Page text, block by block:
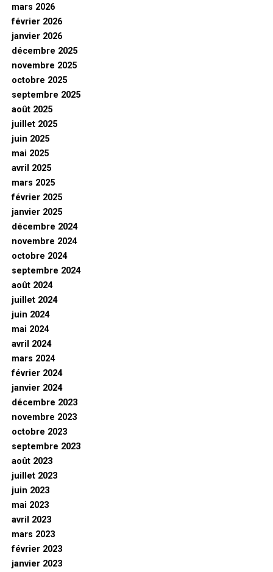
mars 2026
février 2026
janvier 2026
décembre 2025
novembre 2025
octobre 2025
septembre 2025
août 2025
juillet 2025
juin 2025
mai 2025
avril 2025
mars 2025
février 2025
janvier 2025
décembre 2024
novembre 2024
octobre 2024
septembre 2024
août 2024
juillet 2024
juin 2024
mai 2024
avril 2024
mars 2024
février 2024
janvier 2024
décembre 2023
novembre 2023
octobre 2023
septembre 2023
août 2023
juillet 2023
juin 2023
mai 2023
avril 2023
mars 2023
février 2023
janvier 2023